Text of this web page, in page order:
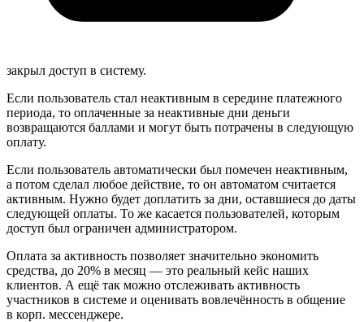
закрыл доступ в систему.
Если пользователь стал неактивным в середине платежного
периода, то оплаченные за неактивные дни деньги
возвращаются баллами и могут быть потрачены в следующую
оплату.
Если пользователь автоматически был помечен неактивным,
а потом сделал любое действие, то он автоматом считается
активным. Нужно будет доплатить за дни, оставшиеся до даты
следующей оплаты. То же касается пользователей, которым
доступ был ограничен администратором.
Оплата за активность позволяет значительно экономить
средства, до 20% в месяц — это реальный кейс наших
клиентов. А ещё так можно отслеживать активность
участников в системе и оценивать вовлечённость в общение
в корп. мессенджере.